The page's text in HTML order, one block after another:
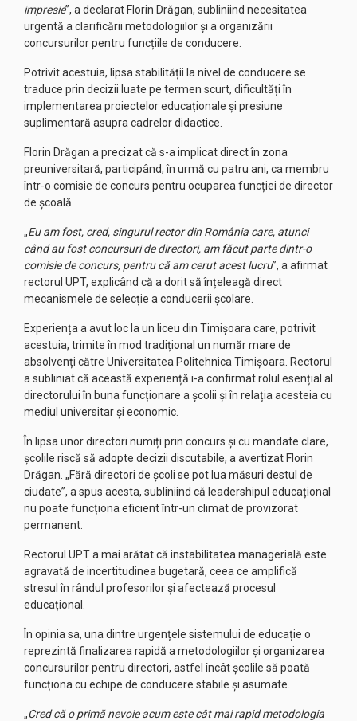
impresie”, a declarat Florin Drăgan, subliniind necesitatea
urgentă a clarificării metodologiilor și a organizării
concursurilor pentru funcțiile de conducere.
Potrivit acestuia, lipsa stabilității la nivel de conducere se
traduce prin decizii luate pe termen scurt, dificultăți în
implementarea proiectelor educaționale și presiune
suplimentară asupra cadrelor didactice.
Florin Drăgan a precizat că s-a implicat direct în zona
preuniversitară, participând, în urmă cu patru ani, ca membru
într-o comisie de concurs pentru ocuparea funcției de director
de școală.
„Eu am fost, cred, singurul rector din România care, atunci
când au fost concursuri de directori, am făcut parte dintr-o
comisie de concurs, pentru că am cerut acest lucru”, a afirmat
rectorul UPT, explicând că a dorit să înțeleagă direct
mecanismele de selecție a conducerii școlare.
Experiența a avut loc la un liceu din Timișoara care, potrivit
acestuia, trimite în mod tradițional un număr mare de
absolvenți către Universitatea Politehnica Timișoara. Rectorul
a subliniat că această experiență i-a confirmat rolul esențial al
directorului în buna funcționare a școlii și în relația acesteia cu
mediul universitar și economic.
În lipsa unor directori numiți prin concurs și cu mandate clare,
școlile riscă să adopte decizii discutabile, a avertizat Florin
Drăgan. „Fără directori de școli se pot lua măsuri destul de
ciudate”, a spus acesta, subliniind că leadershipul educațional
nu poate funcționa eficient într-un climat de provizorat
permanent.
Rectorul UPT a mai arătat că instabilitatea managerială este
agravată de incertitudinea bugetară, ceea ce amplifică
stresul în rândul profesorilor și afectează procesul
educațional.
În opinia sa, una dintre urgențele sistemului de educație o
reprezintă finalizarea rapidă a metodologiilor și organizarea
concursurilor pentru directori, astfel încât școlile să poată
funcționa cu echipe de conducere stabile și asumate.
„Cred că o primă nevoie acum este cât mai rapid metodologia